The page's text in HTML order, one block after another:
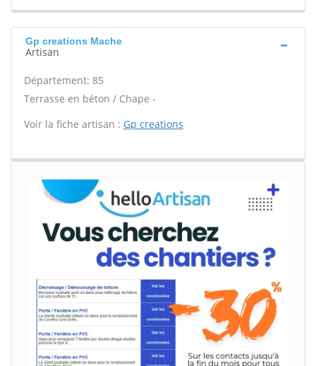
Gp creations Mache
Artisan
Département: 85
Terrasse en béton / Chape -
Voir la fiche artisan : Gp creations